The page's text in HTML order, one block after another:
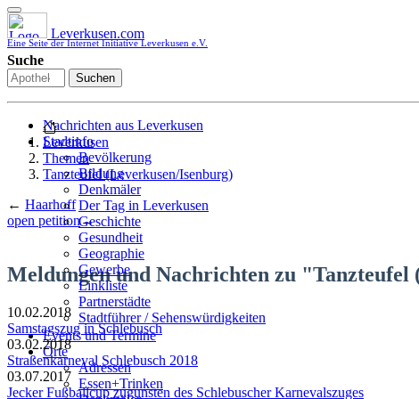
Leverkusen.com
Eine Seite der Internet Initiative Leverkusen e.V.
Suche
Suchen
Nachrichten aus Leverkusen
Stadtinfo
Bevölkerung
Bildung
Denkmäler
Der Tag in Leverkusen
Geschichte
Gesundheit
Geographie
Gewerbe
Linkliste
Partnerstädte
Stadtführer / Sehenswürdigkeiten
Stadtplan
Sport
Who is who
Events und Termine
Orte
Adressen
Essen+Trinken
Leverkusen
Themen
Tanzteufel (Leverkusen/Isenburg)
← Haarhoff
open petition→
Meldungen und Nachrichten zu "Tanzteufel
10.02.2018
Samstagszug in Schlebusch
03.02.2018
Straßenkarneval Schlebusch 2018
03.07.2017
Jecker Fußballcup zugunsten des Schlebuscher Karnevalszuges